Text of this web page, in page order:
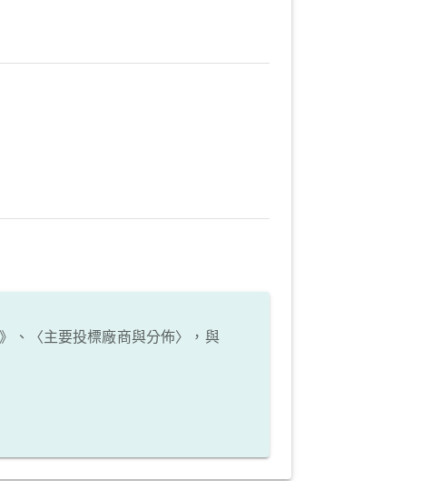
、〈主要投標廠商與分佈〉，與